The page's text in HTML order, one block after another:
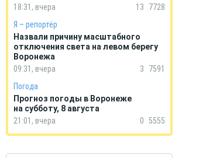
18:31, вчера
13
7728
Я – репортёр
Назвали причину масштабного
отключения света на левом берегу
Воронежа
09:31, вчера
3
7591
Погода
Прогноз погоды в Воронеже
на субботу, 8 августа
21:01, вчера
0 5555